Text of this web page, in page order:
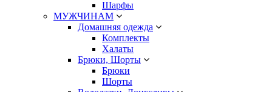
Шарфы
МУЖЧИНАМ
Домашняя одежда
Комплекты
Халаты
Брюки, Шорты
Брюки
Шорты